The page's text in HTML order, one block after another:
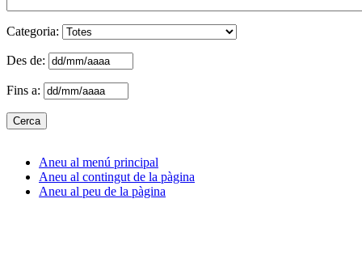
Categoria:
Des de:
Fins a:
Aneu al menú principal
Aneu al contingut de la pàgina
Aneu al peu de la pàgina